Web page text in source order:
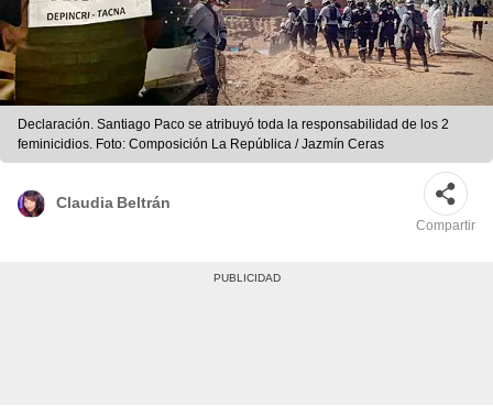
Declaración. Santiago Paco se atribuyó toda la responsabilidad de los 2
feminicidios. Foto: Composición La República / Jazmín Ceras
Claudia Beltrán
Compartir